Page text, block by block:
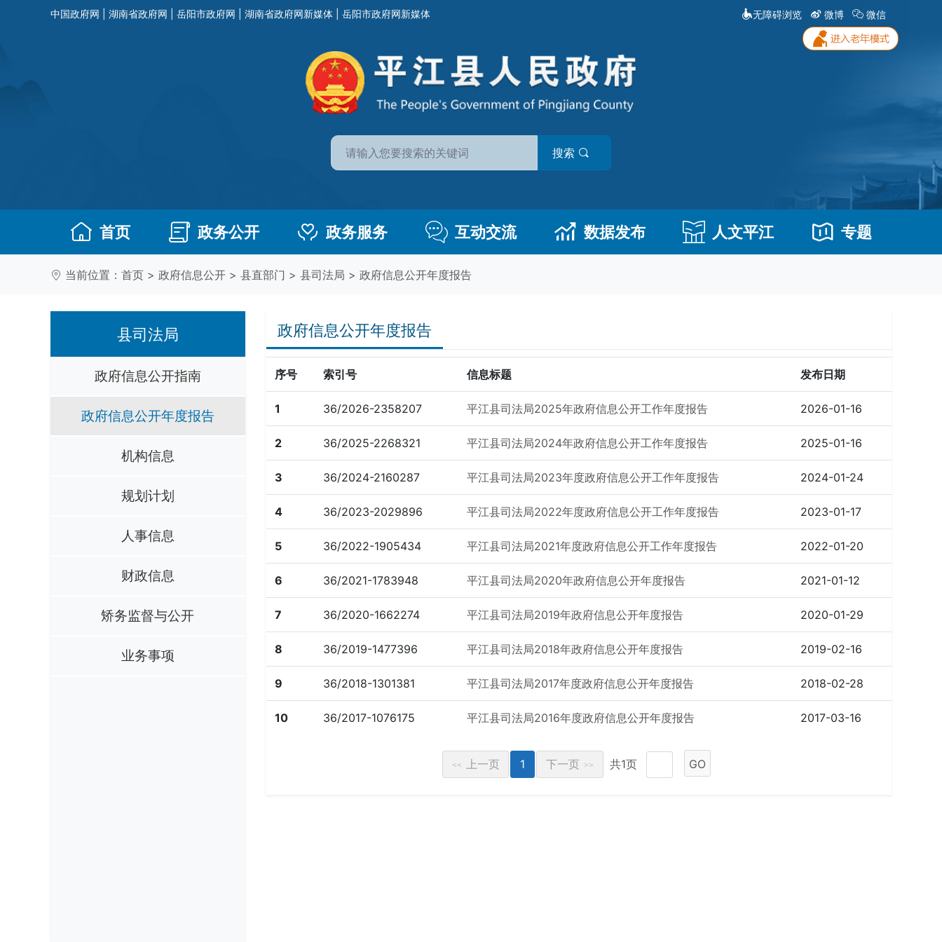
中国政府网 湖南省政府网 岳阳市政府网 湖南省政府网新媒体 岳阳市政府网新媒体 无障碍浏览 微博 微信
搜索
首页 政务公开 政务服务 互动交流 数据发布 人文平江 专题
当前位置： 首页 > 政府信息公开 > 县直部门 > 县司法局 > 政府信息公开年度报告
县司法局
政府信息公开指南
政府信息公开年度报告
机构信息
规划计划
人事信息
财政信息
矫务监督与公开
业务事项
政府信息公开年度报告
序号 索引号 信息标题 发布日期
1 36/2026-2358207 平江县司法局2025年政府信息公开工作年度报告 2026-01-16
2 36/2025-2268321 平江县司法局2024年政府信息公开工作年度报告 2025-01-16
3 36/2024-2160287 平江县司法局2023年度政府信息公开工作年度报告 2024-01-24
4 36/2023-2029896 平江县司法局2022年度政府信息公开工作年度报告 2023-01-17
5 36/2022-1905434 平江县司法局2021年度政府信息公开工作年度报告 2022-01-20
6 36/2021-1783948 平江县司法局2020年政府信息公开年度报告 2021-01-12
7 36/2020-1662274 平江县司法局2019年政府信息公开年度报告 2020-01-29
8 36/2019-1477396 平江县司法局2018年政府信息公开年度报告 2019-02-16
9 36/2018-1301381 平江县司法局2017年度政府信息公开年度报告 2018-02-28
10 36/2017-1076175 平江县司法局2016年度政府信息公开年度报告 2017-03-16
<< 上一页 1 下一页 >> 共1页 GO